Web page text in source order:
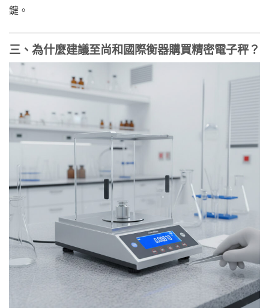
鍵。
三、為什麼建議至尚和國際衡器購買精密電子秤？